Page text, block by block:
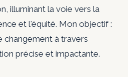
illuminant la voie vers la
et l'équité. Mon objectif :
changement à travers
précise et impactante.